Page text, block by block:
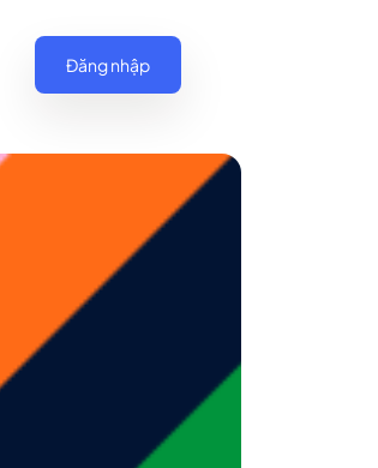
Đăng nhập